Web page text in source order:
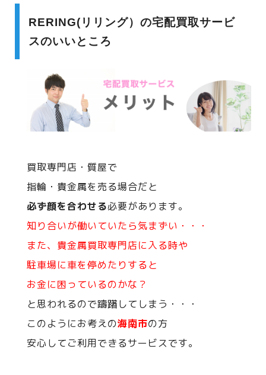
RERING(リリング）の宅配買取サービ
スのいいところ
買取専門店・質屋で
指輪・貴金属を売る場合だと
必ず顔を合わせる必要があります。
知り合いが働いていたら気まずい・・・
また、貴金属買取専門店に入る時や
駐車場に車を停めたりすると
お金に困っているのかな？
と思われるので躊躇してしまう・・・
このようにお考えの海南市の方
安心してご利用できるサービスです。